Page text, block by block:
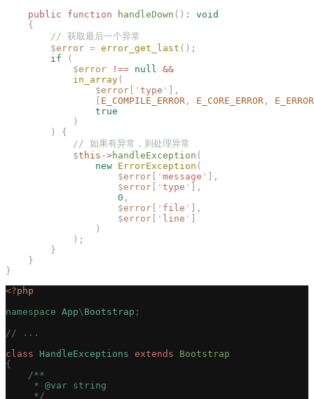
    public
function handleDown () :
void
    {
        // 获取最后一个异常
        $
error = error_get_last ();
        if
(
            $
error !== null
&&
            in_array
(
                $
error ' type '
],
E_COMPILE_ERROR , E_CORE_ERROR ,
E_ERROR
                true
            )
        )
{
            // 如果有异常，则处理异常
            $
this ->handleException (
                new
ErrorException (
                    $
error ' message '
],
                    $
error ' type '
],
                    0
,
                    $
error ' file '
],
                    $
error ' line '
                )
            );
        }
    }
}
<?php
namespace App\ Bootstrap ;
// ...
class HandleExceptions extends Bootstrap
{
    /**
     *
@var string
     */